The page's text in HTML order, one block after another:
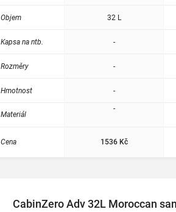
Objem
Kapsa na ntb.
Rozměry
Hmotnost
Materiál
Cena
32 L
-
-
-
-
1536 Kč
CabinZero Adv 32L Moroccan